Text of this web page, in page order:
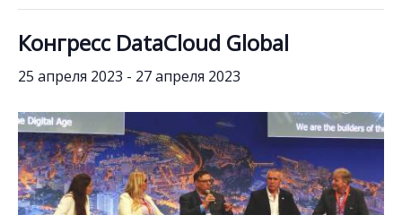
Конгресс DataCloud Global
25 апреля 2023 - 27 апреля 2023